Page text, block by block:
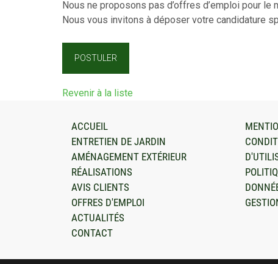
Nous ne proposons pas d’offres d’emploi pour
Nous vous invitons à déposer votre candidature
POSTULER
Revenir à la liste
ACCUEIL
ENTRETIEN DE JARDIN
AMÉNAGEMENT EXTÉRIEUR
RÉALISATIONS
AVIS CLIENTS
OFFRES D'EMPLOI
ACTUALITÉS
CONTACT